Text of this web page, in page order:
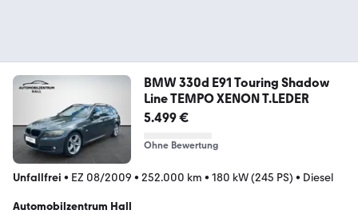
BMW 330d E91 Touring Shadow
Line TEMPO XENON T.LEDER
5.499 €
Ohne Bewertung
Unfallfrei • EZ 08/2009 • 252.000 km • 180 kW (245 PS) • Diesel
Automobilzentrum Hall